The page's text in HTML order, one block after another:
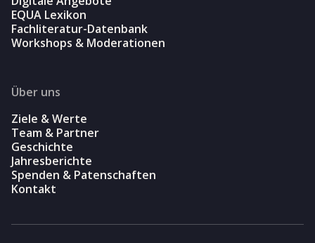
EQUA Lexikon
Fachliteratur-Datenbank
Workshops & Moderationen
Über uns
Ziele & Werte
Team & Partner
Geschichte
Jahresberichte
Spenden & Patenschaften
Kontakt